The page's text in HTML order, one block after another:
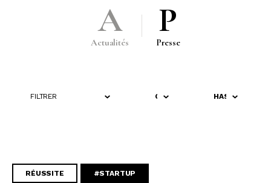
Actualités Presse
FILTRER
RÉUSSITE #STARTUP